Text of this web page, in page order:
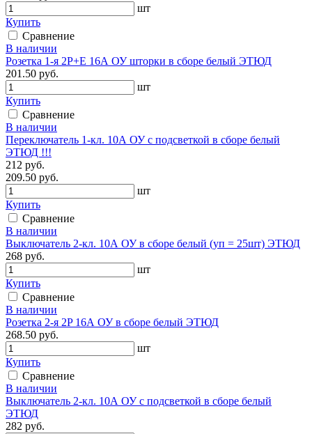
шт
Купить
Сравнение
В наличии
Розетка 1-я 2P+E 16А ОУ шторки в сборе белый ЭТЮД
201.50 руб.
шт
Купить
Сравнение
В наличии
Переключатель 1-кл. 10А ОУ с подсветкой в сборе белый
ЭТЮД !!!
212 руб.
209.50 руб.
шт
Купить
Сравнение
В наличии
Выключатель 2-кл. 10А ОУ в сборе белый (уп = 25шт) ЭТЮД
268 руб.
шт
Купить
Сравнение
В наличии
Розетка 2-я 2P 16А ОУ в сборе белый ЭТЮД
268.50 руб.
шт
Купить
Сравнение
В наличии
Выключатель 2-кл. 10А ОУ с подсветкой в сборе белый
ЭТЮД
282 руб.